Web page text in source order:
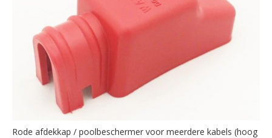
Rode afdekkap / poolbeschermer voor meerdere kabels (hoog